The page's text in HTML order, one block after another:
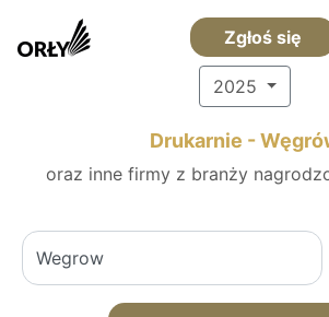
Zgłoś się
2025
Drukarnie -
oraz inne firmy z branży